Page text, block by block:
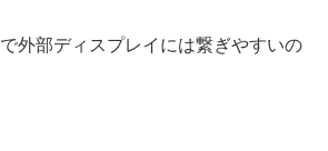
外部ディスプレイには繋ぎやすいの